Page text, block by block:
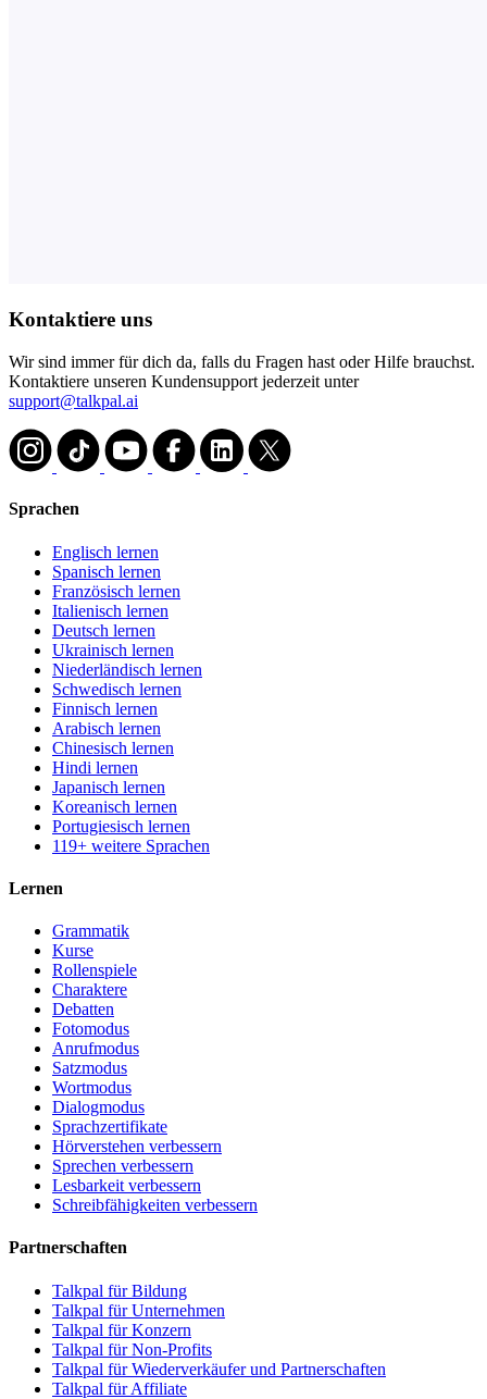
Kontaktiere uns
Wir sind immer für dich da, falls du Fragen hast oder Hilfe brauchst.
Kontaktiere unseren Kundensupport jederzeit unter
support@talkpal.ai
Sprachen
Englisch lernen
Spanisch lernen
Französisch lernen
Italienisch lernen
Deutsch lernen
Ukrainisch lernen
Niederländisch lernen
Schwedisch lernen
Finnisch lernen
Arabisch lernen
Chinesisch lernen
Hindi lernen
Japanisch lernen
Koreanisch lernen
Portugiesisch lernen
119+ weitere Sprachen
Lernen
Grammatik
Kurse
Rollenspiele
Charaktere
Debatten
Fotomodus
Anrufmodus
Satzmodus
Wortmodus
Dialogmodus
Sprachzertifikate
Hörverstehen verbessern
Sprechen verbessern
Lesbarkeit verbessern
Schreibfähigkeiten verbessern
Partnerschaften
Talkpal für Bildung
Talkpal für Unternehmen
Talkpal für Konzern
Talkpal für Non-Profits
Talkpal für Wiederverkäufer und Partnerschaften
Talkpal für Affiliate